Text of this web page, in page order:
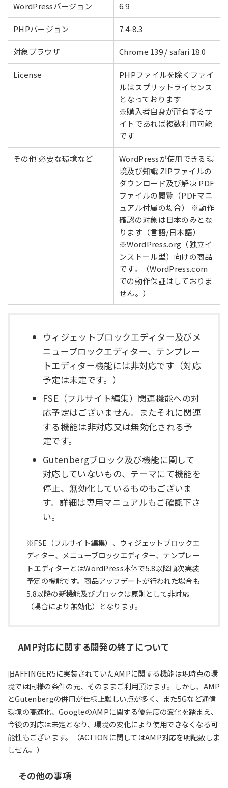
WordPressバージョン 6.9
PHPバージョン 7.4-8.3
対象ブラウザ Chrome 139 / safari 18.0
License
PHPファイルを除くファイ
ルはスプリットライセンス
となっております
※購入者自身が所有するサ
イトであれば複数利用可能
です
その他 必要な環境など
WordPressが使用できる環
境及び知識 ZIPファイルの
ダウンロード及び解凍 PDF
ファイルの閲覧（PDFマニ
ュアル付属の場合） ※動作
確認の対象は日本のみとな
ります（言語/日本語）
※WordPress.org（独立イ
ンストール型）向けの商品
です。（WordPress.com
での動作保証はしておりま
せん。）
ウィジェットブロックエディター及びメ
ニューブロックエディター、テンプレー
トエディター機能には非対応です（対応
予定は未定です。）
FSE（フルサイト編集）関連機能への対
応予定はございません。またそれに関連
する機能は非対応又は無効化される予
定です。
Gutenbergブロック及び機能に関して
対応していないもの、テーマにて機能を
停止、無効化しているものもございま
す。詳細は専用マニュアルもご確認下さ
い。
※FSE（フルサイト編集）、ウィジェットブロックエ
ディター、メニューブロックエディター、テンプレー
トエディターとはWordPress本体で5.8以降順次実装
予定の機能です。商品アップデートが行われた場合も
5.8以降の新機能及びブロックは原則として非対応
（場合により無効化）となります。
AMP対応に関する開発の終了について
旧AFFINGER5に実装されていたAMPに関する機能は現時点の環
境では同様の条件の元、そのままご利用頂けます。しかし、AMP
とGutenbergの併用が仕様上難しい点が多く、また5Gなど通信
環境の高速化、GoogleのAMPに関する優先度の変化を踏まえ、
今後の対応は未定となり、環境の変化により使用できなくなる可
能性もございます。（ACTIONに関してはAMP対応を明記致しま
しせん。）
その他の事項